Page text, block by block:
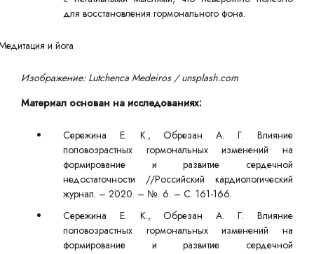
для восстановления гормонального фона.
Изображение: Lutchenca Medeiros / unsplash.com
Материал основан на исследованиях:
Сережина Е. К., Обрезан А. Г. Влияние
половозрастных гормональных изменений на
формирование и развитие сердечной
недостаточности //Российский кардиологический
журнал. – 2020. – №. 6. – С. 161-166.
Сережина Е. К., Обрезан А. Г. Влияние
половозрастных гормональных изменений на
формирование и развитие сердечной